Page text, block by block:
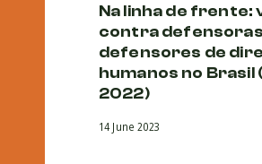
Na linha de frente:
contra
defensores de
humanos no Brasil
2022)
14 June 2023